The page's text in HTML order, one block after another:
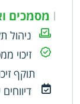
| מסמכים
ניהול תקין
זיכוי
תוקף